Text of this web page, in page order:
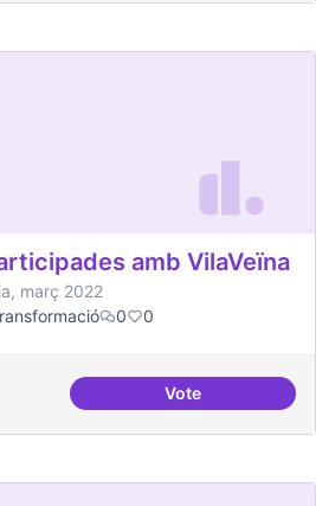
amb VilaVeïna
març 2022
0 0
VotePassejades